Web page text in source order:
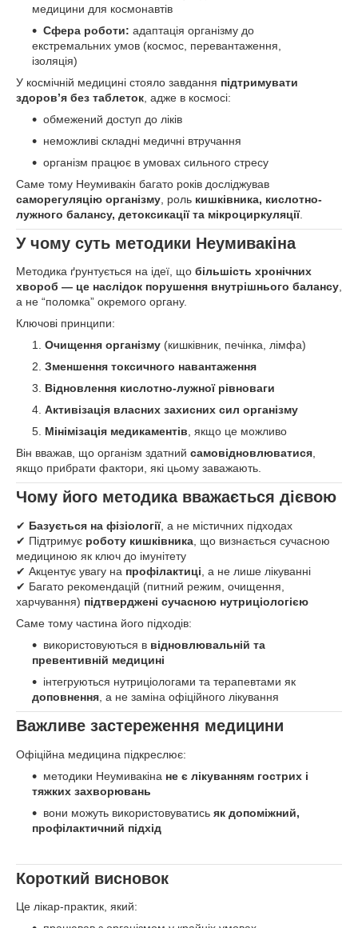
медицини для космонавтів
Сфера роботи: адаптація організму до
екстремальних умов (космос, перевантаження,
ізоляція)
У космічній медицині стояло завдання підтримувати
здоров’я без таблеток , адже в космосі:
обмежений доступ до ліків
неможливі складні медичні втручання
організм працює в умовах сильного стресу
Саме тому Неумивакін багато років досліджував
саморегуляцію організму , роль кишківника, кислотно-
лужного балансу, детоксикації та мікроциркуляції.
У чому суть методики Неумивакіна
Методика ґрунтується на ідеї, що більшість хронічних
хвороб — це наслідок порушення внутрішнього балансу,
а не “поломка” окремого органу.
Ключові принципи:
Очищення організму (кишківник, печінка, лімфа)
Зменшення токсичного навантаження
Відновлення кислотно-лужної рівноваги
Активізація власних захисних сил організму
Мінімізація медикаментів, якщо це можливо
Він вважав, що організм здатний самовідновлюватися,
якщо прибрати фактори, які цьому заважають.
Чому його методика вважається дієвою
✔ Базується на фізіології, а не містичних підходах
✔ Підтримує роботу кишківника , що визнається сучасною
медициною як ключ до імунітету
✔ Акцентує увагу на профілактиці , а не лише лікуванні
✔ Багато рекомендацій (питний режим, очищення,
харчування) підтверджені сучасною нутриціологією
Саме тому частина його підходів:
використовуються в відновлювальній та
превентивній медицині
інтегруються нутриціологами та терапевтами як
доповнення , а не заміна офіційного лікування
Важливе застереження медицини
Офіційна медицина підкреслює:
методики Неумивакіна не є лікуванням гострих і
тяжких захворювань
вони можуть використовуватись як допоміжний,
профілактичний підхід
Короткий висновок
Це лікар-практик, який: